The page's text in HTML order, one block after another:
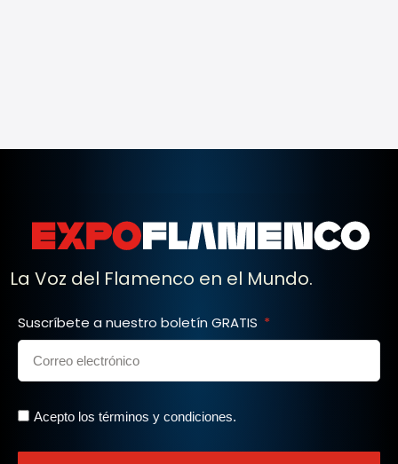
La Voz del Flamenco en el Mundo.
Suscríbete a nuestro boletín GRATIS
Acepto los términos y condiciones.